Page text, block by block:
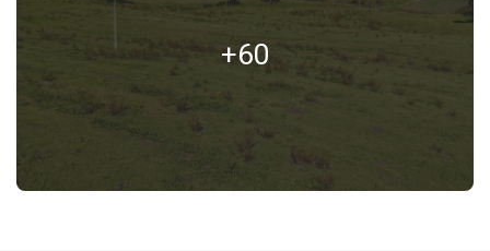
+60